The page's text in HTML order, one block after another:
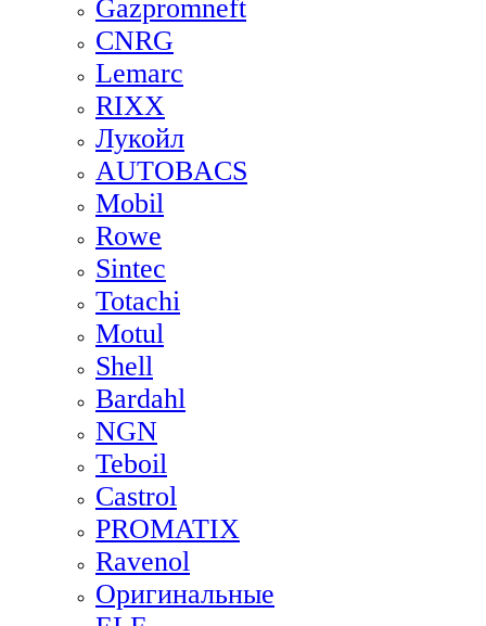
Gazpromneft
CNRG
Lemarc
RIXX
Лукойл
AUTOBACS
Mobil
Rowe
Sintec
Totachi
Motul
Shell
Bardahl
NGN
Teboil
Castrol
PROMATIX
Ravenol
Оригинальные